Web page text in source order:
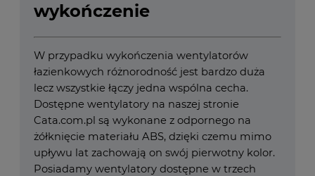
wykończenie
W przypadku wykończenia wentylatorów
łazienkowych różnorodność jest bardzo duża
lecz wszystkie łączy jedna wspólna cecha.
Dostępne wentylatory na naszej stronie
Cata.com.pl są wykonane z odpornego na
żółknięcie materiału ABS, dzięki czemu mimo
upływu lat zachowają on swój pierwotny kolor.
Posiadamy wentylatory dostępne w trzech